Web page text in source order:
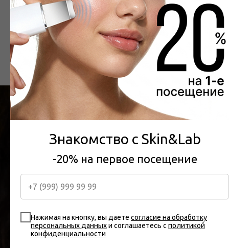
СПЕЦИАЛЬНОЕ
ПРЕДЛОЖЕНИЕ 20% НА
ПЕРВЫЙ ВИЗИТ
Мы свяжемся с вами в течение нескольких минут и запишем
вас на удобную дату
Знакомство с Skin&Lab
-20% на первое посещение
Нажимая на кнопку, вы даете согласие на обработку
персональных данныхи соглашаетесь cполитикой
конфиденциальности